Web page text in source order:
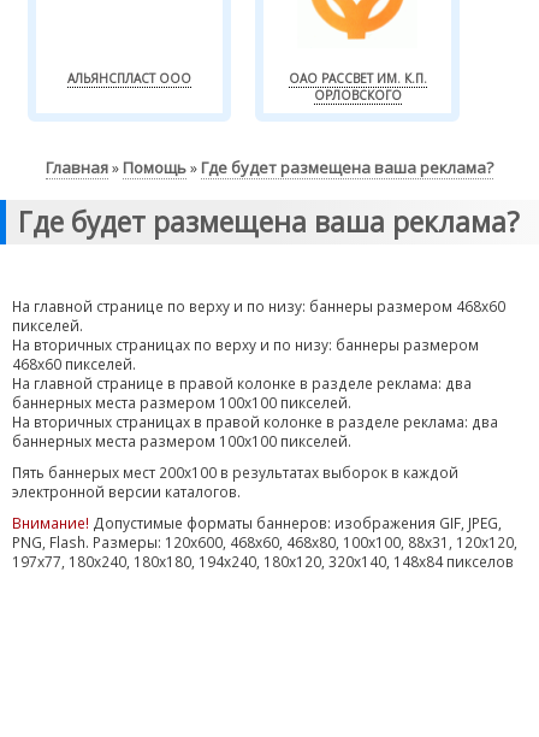
АЛЬЯНСПЛАСТ ООО
ОАО РАССВЕТ ИМ. К.П.
ОРЛОВСКОГО
Главная» Помощь» Где будет размещена ваша реклама?
Где будет размещена ваша реклама?
На главной странице по верху и по низу: баннеры размером 468х60
пикселей.
На вторичных страницах по верху и по низу: баннеры размером
468х60 пикселей.
На главной странице в правой колонке в разделе реклама: два
баннерных места размером 100х100 пикселей.
На вторичных страницах в правой колонке в разделе реклама: два
баннерных места размером 100х100 пикселей.
Пять баннерых мест 200х100 в результатах выборок в каждой
электронной версии каталогов.
Внимание! Допустимые форматы баннеров: изображения GIF, JPEG,
PNG, Flash. Размеры: 120x600, 468x60, 468x80, 100x100, 88x31, 120x120,
197x77, 180x240, 180x180, 194x240, 180x120, 320x140, 148x84 пикселов